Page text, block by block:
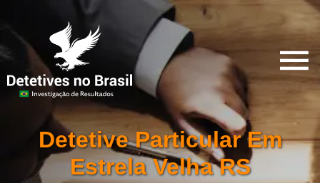
Detetive Particular Em
Estrela Velha RS